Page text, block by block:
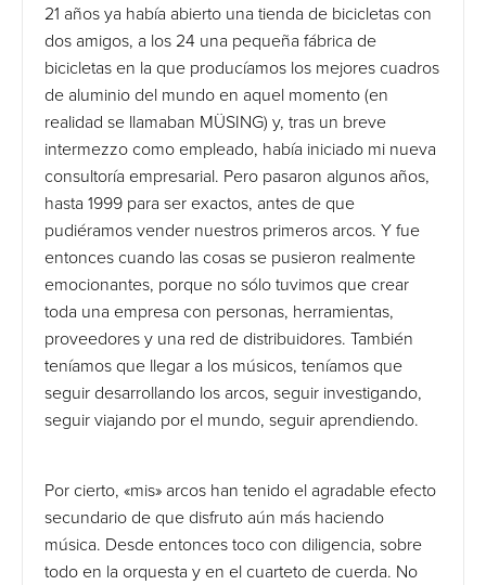
21 años ya había abierto una tienda de bicicletas con
dos amigos, a los 24 una pequeña fábrica de
bicicletas en la que producíamos los mejores cuadros
de aluminio del mundo en aquel momento (en
realidad se llamaban MÜSING) y, tras un breve
intermezzo como empleado, había iniciado mi nueva
consultoría empresarial. Pero pasaron algunos años,
hasta 1999 para ser exactos, antes de que
pudiéramos vender nuestros primeros arcos. Y fue
entonces cuando las cosas se pusieron realmente
emocionantes, porque no sólo tuvimos que crear
toda una empresa con personas, herramientas,
proveedores y una red de distribuidores. También
teníamos que llegar a los músicos, teníamos que
seguir desarrollando los arcos, seguir investigando,
seguir viajando por el mundo, seguir aprendiendo.
Por cierto, «mis» arcos han tenido el agradable efecto
secundario de que disfruto aún más haciendo
música. Desde entonces toco con diligencia, sobre
todo en la orquesta y en el cuarteto de cuerda. No